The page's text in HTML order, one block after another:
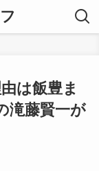
は飯豊ま
滝藤賢一が